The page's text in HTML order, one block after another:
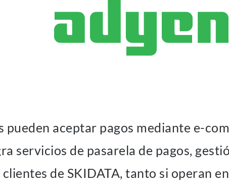
pueden aceptar pagos mediante e-
servicios de pasarela de pagos,
de SKIDATA, tanto si operan